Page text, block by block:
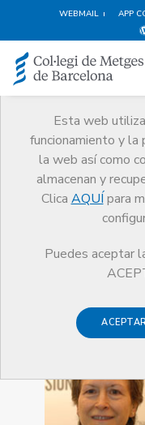
WEBMAIL APP
Esta web
funcionamiento y la
la web así como
almacenan y
Clica AQUÍ para
Puedes aceptar
Premios
El CoMB
Guardonat